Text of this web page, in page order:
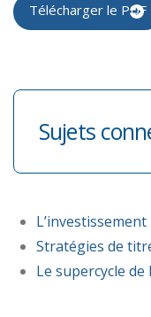
Télécharger le PDF
Sujets
Stratégies de
Le supercycle